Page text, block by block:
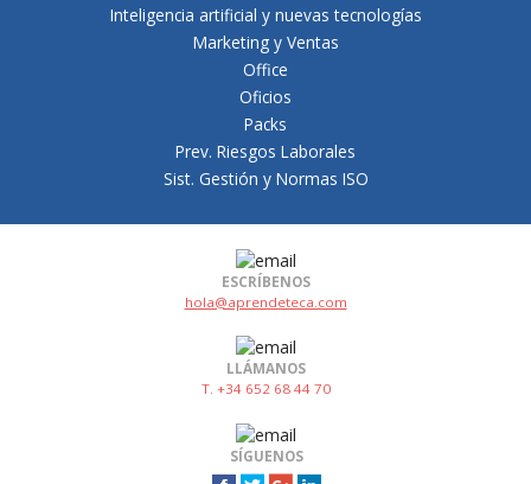
Inteligencia artificial y nuevas tecnologías
Marketing y Ventas
Office
Oficios
Packs
Prev. Riesgos Laborales
Sist. Gestión y Normas ISO
ESCRÍBENOS
hola@aprendeteca.com
LLÁMANOS
T. +34 652 68 44 70
SÍGUENOS